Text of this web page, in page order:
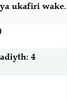
ukafiri wake.
4